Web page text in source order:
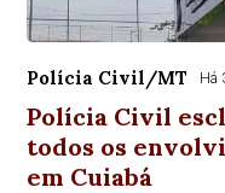
Polícia Civil/MT Há
Polícia Civil
todos os
em Cuiabá